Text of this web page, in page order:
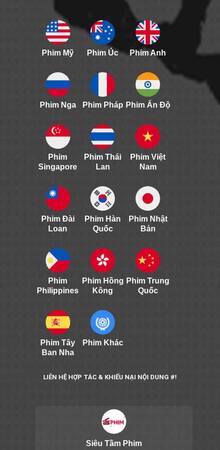
Phim Mỹ Phim Úc Phim Anh
Phim Nga Phim Pháp Phim Ấn Độ
Phim
Singapore
Phim Thái
Lan
Phim Việt
Nam
Phim Đài
Loan
Phim Hàn
Quốc
Phim Nhật
Bản
Phim
Philippines
Phim Hồng
Kông
Phim Trung
Quốc
Phim Tây
Ban Nha
Phim Khác
LIÊN HỆ HỢP TÁC & KHIẾU NẠI NỘI DUNG #!
Siêu Tầm Phim